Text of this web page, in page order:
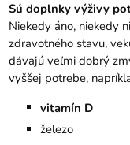
Sú doplnky výživy
Niekedy áno, niekedy
zdravotného stavu,
dávajú veľmi dobrý
vyššej potrebe,
vitamín D
železo